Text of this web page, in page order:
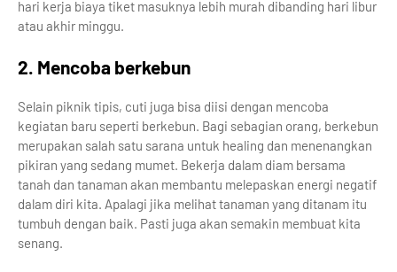
hari kerja biaya tiket masuknya lebih murah dibanding hari libur
atau akhir minggu.
2. Mencoba berkebun
Selain piknik tipis, cuti juga bisa diisi dengan mencoba
kegiatan baru seperti berkebun. Bagi sebagian orang, berkebun
merupakan salah satu sarana untuk healing dan menenangkan
pikiran yang sedang mumet. Bekerja dalam diam bersama
tanah dan tanaman akan membantu melepaskan energi negatif
dalam diri kita. Apalagi jika melihat tanaman yang ditanam itu
tumbuh dengan baik. Pasti juga akan semakin membuat kita
senang.